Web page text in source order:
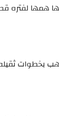
همها
بخطوات